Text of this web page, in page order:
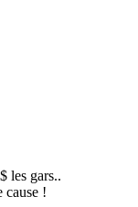
les gars..
cause !